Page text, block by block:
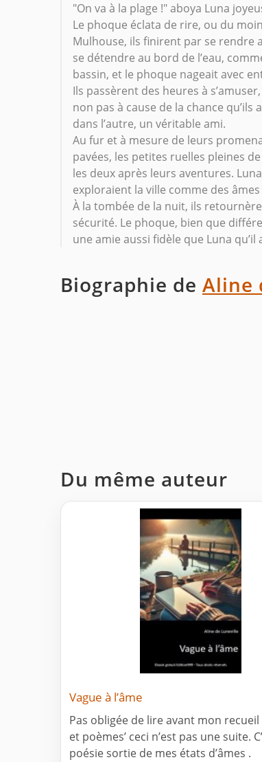
"On va à la plage !" aboya Luna
Le phoque éclata de rire, ou du
Mulhouse, ils finirent par se rendre
se détendre au bord de l’eau,
bassin, et le phoque nageait avec
Ils passèrent des heures à
non pas à cause de la chance qu’ils
dans l’autre, un véritable ami.
Au fur et à mesure de leurs
pavées, les petites ruelles pleines
les deux après leurs aventures.
exploraient la ville comme des
À la tombée de la nuit, ils
sécurité. Le phoque, bien que
une amie aussi fidèle que Luna
Biographie de Aline
Du même auteur
Vague à l’âme
Pas obligée de lire avant mon recueil
et poèmes’ ceci n’est pas une suite.
poésie sortie de mes états d’âmes .